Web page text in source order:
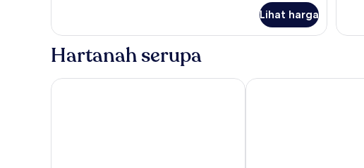
Lihat harga
Hartanah serupa
Holiday Inn Express Malaga Airport by IHGFour Points Flex by